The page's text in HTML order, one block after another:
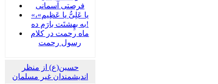
فرصتی آسمانی
«یا عَلِیُّ یا عَظِیم»،
به بهِشتَت بارَم ده!
ماه رحمت در کلام
رسول رحمت
حسین(ع) از منظر
اندیشمندان غیر مسلمان